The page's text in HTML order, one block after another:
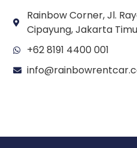
Rainbow Corner, Jl.
Cipayung, Jakarta
+62 8191 4400 001